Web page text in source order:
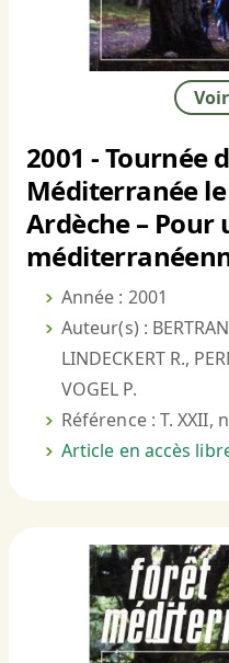
2001 - Tournée
Méditerranée
Ardèche – Pour
Année : 2001
Auteur(s) :
LINDECKERT R.,
VOGEL P.
Référence : T. XXII,
Article en accès